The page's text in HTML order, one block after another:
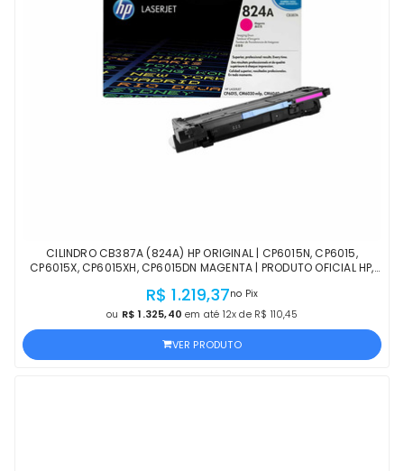
CILINDRO CB387A (824A) HP ORIGINAL | CP6015N, CP6015,
CP6015X, CP6015XH, CP6015DN MAGENTA | PRODUTO OFICIAL HP,
R$ 1.219,37no Pix
ou R$ 1.325,40 em até 12x de R$ 110,45
VER PRODUTO